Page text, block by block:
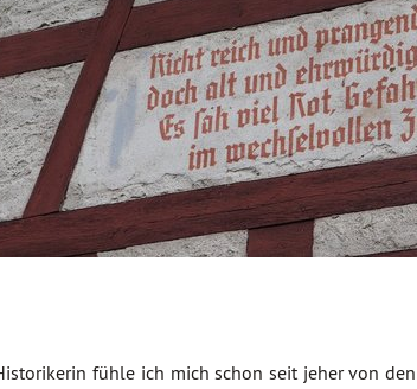
fühle ich mich schon seit jeher von